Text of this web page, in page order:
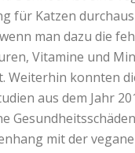
für Katzen durchaus
man dazu die
Vitamine und
Weiterhin konnten
aus dem Jahr
mit der